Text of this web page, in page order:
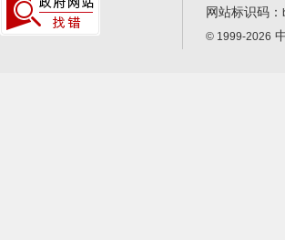
网站标识码：
© 1999-2026